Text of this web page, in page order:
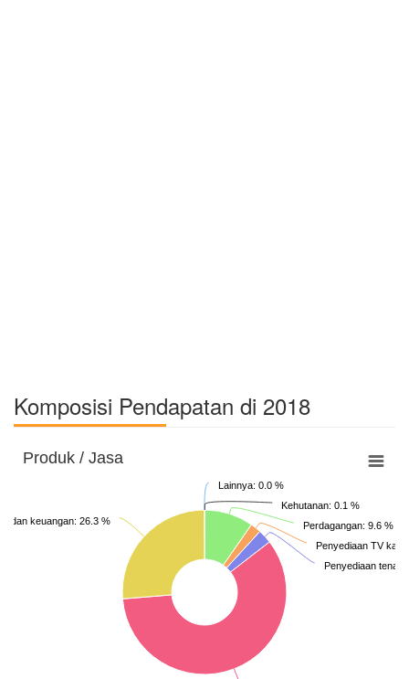
Komposisi Pendapatan di 2018
Produk / Jasa
Lainnya: 0.0 %
Kehutanan: 0.1 %
Perdagangan: 9.6 %
Penyediaan TV
Penyediaan
dan keuangan: 26.3 %